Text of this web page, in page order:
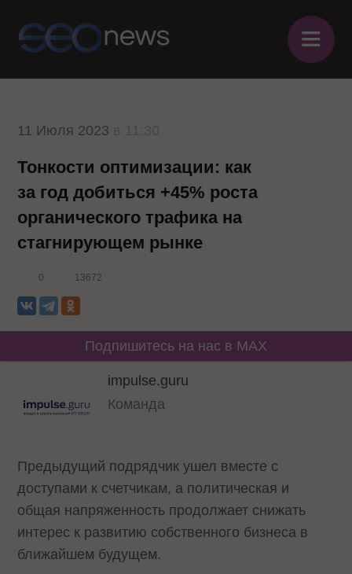
≡
11 Июля 2023
Тонкости оптимизации: как
за год добиться +45% роста
органического трафика на
стагнирующем рынке
0 13672
Подпишитесь на нас в MAX
impulse.guru
Команда
Предыдущий подрядчик ушел вместе с
доступами к счетчикам, а политическая и
общая напряженность продолжает снижать
интерес к развитию собственного бизнеса в
ближайшем будущем.